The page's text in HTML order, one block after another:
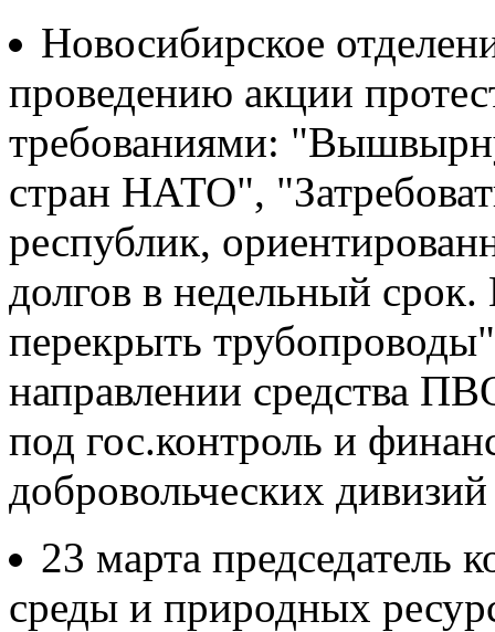
Новосибирское
проведению акции
требованиями:
стран НАТО",
республик,
долгов в недельный
перекрыть
направлении средства
под гос.контроль и
добровольческих
23 марта председатель
среды и природных